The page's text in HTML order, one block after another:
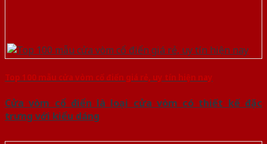
Top 100 mẫu cửa vòm cổ điển giá rẻ, uy tín hiện nay
Cửa vòm cổ điển là loại cửa vòm có thiết kế đặc
trưng với kiểu dáng